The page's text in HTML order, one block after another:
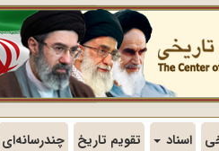
اسناد تقویم تاریخ چندرسانه‌ای